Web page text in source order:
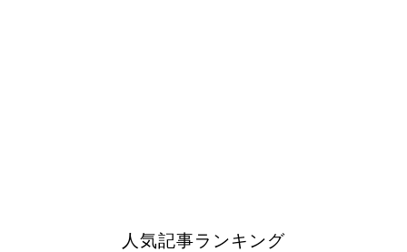
人気記事ランキング